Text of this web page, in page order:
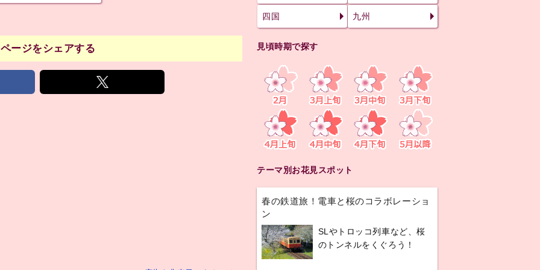
ージをシェアする
四国 九州
見頃時期で探す
テーマ別お花見スポット
春の鉄道旅！電車と桜のコラボレーショ
ン
SLやトロッコ列車など、桜
のトンネルをくぐろう！